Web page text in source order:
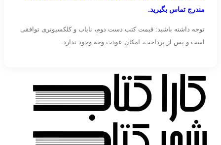
مندرج تماس بگیرید.
توجه داشته باشید: قیمت کتب دست دوم، نایاب و کلکسیونری توافقی
است و پس از پرداخت، امکان عودت وجه وجود ندارد.